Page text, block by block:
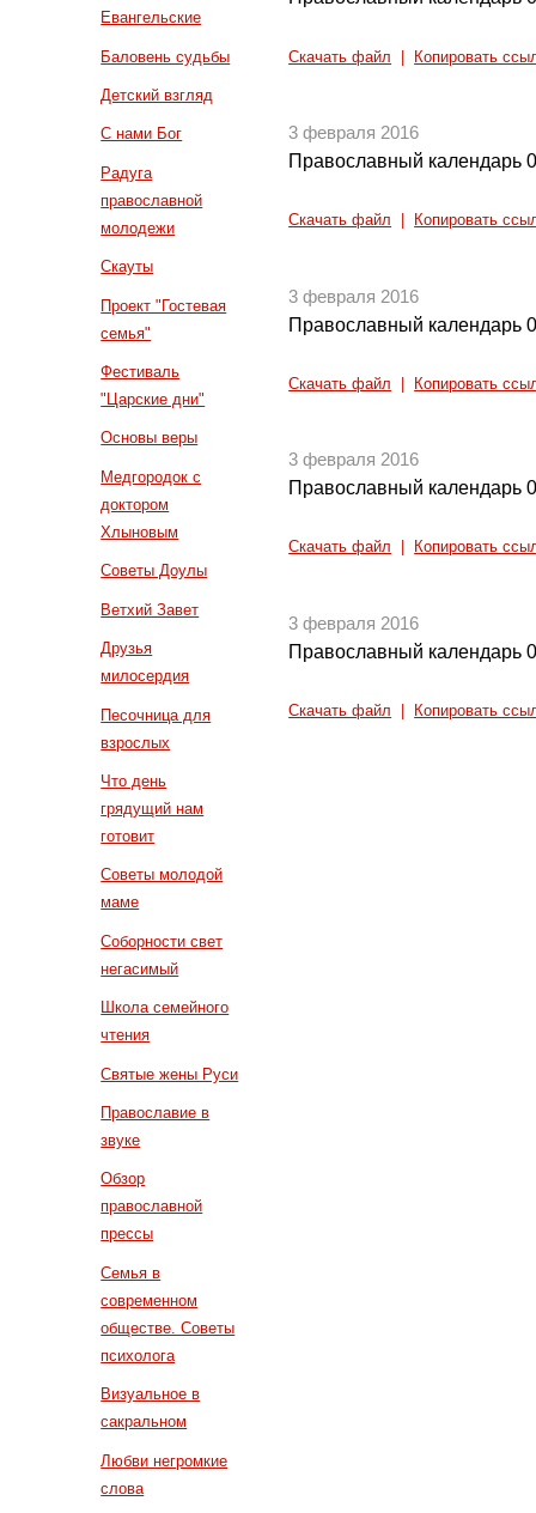
Евангельские
Баловень судьбы
Детский взгляд
С нами Бог
Радуга
православной
молодежи
Скауты
Проект "Гостевая
семья"
Фестиваль
"Царские дни"
Основы веры
Медгородок с
доктором
Хлыновым
Советы Доулы
Ветхий Завет
Друзья
милосердия
Песочница для
взрослых
Что день
грядущий нам
готовит
Советы молодой
маме
Соборности свет
негасимый
Школа семейного
чтения
Святые жены Руси
Православие в
звуке
Обзор
православной
прессы
Семья в
современном
обществе. Советы
психолога
Визуальное в
сакральном
Любви негромкие
слова
Скачать файл Копировать
3 февраля 2016
Православный календарь
Скачать файл Копировать
3 февраля 2016
Православный календарь
Скачать файл Копировать
3 февраля 2016
Православный календарь
Скачать файл Копировать
3 февраля 2016
Православный календарь
Скачать файл Копировать